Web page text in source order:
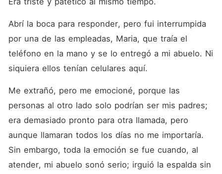
Abrí la boca para responder, pero fui interrumpida
por una de las empleadas, Maria, que traía el
teléfono en la mano y se lo entregó a mi abuelo. Ni
siquiera ellos tenían celulares aquí.
Me extrañó, pero me emocioné, porque las
personas al otro lado solo podrían ser mis padres;
era demasiado pronto para otra llamada, pero
aunque llamaran todos los días no me importaría.
Sin embargo, toda la emoción se fue cuando, al
atender, mi abuelo sonó serio; irguió la espalda sin